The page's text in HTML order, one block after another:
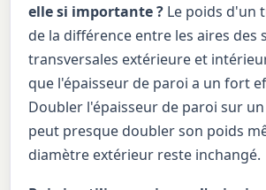
elle si importante ? Le poids d'un
de la différence entre les aires des
transversales extérieure et
que l'épaisseur de paroi a un fort
Doubler l'épaisseur de paroi sur
peut presque doubler son poids
diamètre extérieur reste inchangé.